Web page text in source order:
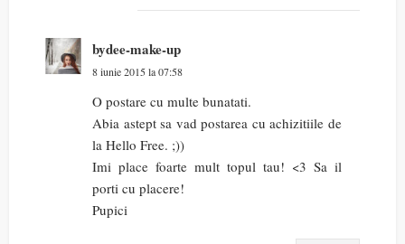
bydee-make-up
8 iunie 2015 la 07:58
O postare cu multe bunatati.
Abia astept sa vad postarea cu achizitiile de
la Hello Free. ;))
Imi place foarte mult topul tau! <3 Sa il
porti cu placere!
Pupici